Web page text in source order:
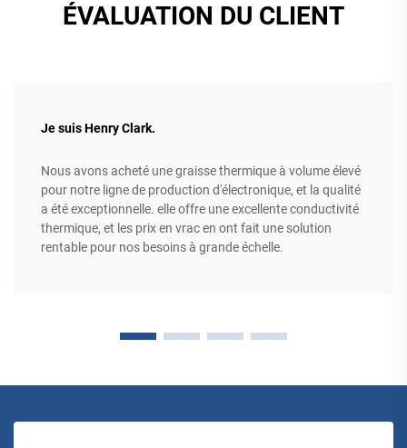
ÉVALUATION DU CLIENT
Je suis Henry Clark.
Nous avons acheté une graisse thermique à volume élevé
pour notre ligne de production d'électronique, et la qualité
a été exceptionnelle. elle offre une excellente conductivité
thermique, et les prix en vrac en ont fait une solution
rentable pour nos besoins à grande échelle.